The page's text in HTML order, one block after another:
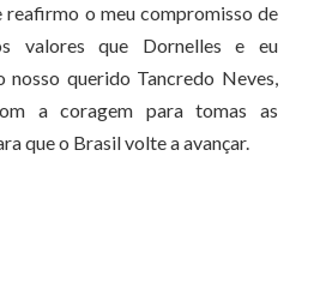
o meu compromisso de
valores que Dornelles e eu
querido Tancredo Neves,
a coragem para tomas as
que o Brasil volte a avançar.